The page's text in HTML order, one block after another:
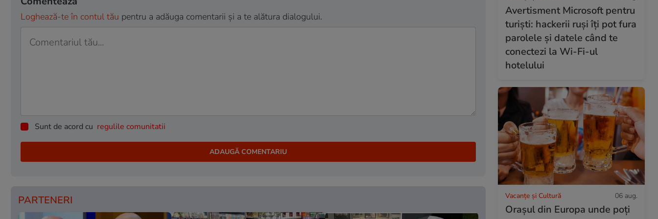
Loghează-te în contul tău pentru a adăuga comentarii și a te alătura dialogului.
Sunt de acord cu regulile comunitatii
PARTENERI
Avertisment Microsoft pentru
turiști: hackerii ruși îți pot fura
parolele și datele când te
conectezi la Wi-Fi-ul
hotelului
Vacanțe și Cultură 06 aug.
Orașul din Europa unde poți